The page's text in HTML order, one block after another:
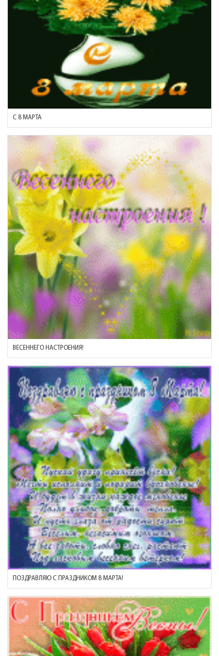
С 8 МАРТА
ВЕСЕННЕГО НАСТРОЕНИЯ!
ПОЗДРАВЛЯЮ С ПРАЗДНИКОМ 8 МАРТА!